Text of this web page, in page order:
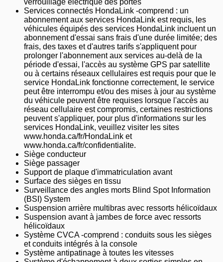
verrouillage électrique des portes
Services connectés HondaLink -comprend : un
abonnement aux services HondaLink est requis, les
véhicules équipés des services HondaLink incluent un
abonnement d'essai sans frais d'une durée limitée; des
frais, des taxes et d'autres tarifs s'appliquent pour
prolonger l'abonnement aux services au-delà de la
période d'essai, l'accès au système GPS par satellite
ou à certains réseaux cellulaires est requis pour que le
service HondaLink fonctionne correctement, le service
peut être interrompu et/ou des mises à jour au système
du véhicule peuvent être requises lorsque l'accès au
réseau cellulaire est compromis, certaines restrictions
peuvent s'appliquer, pour plus d'informations sur les
services HondaLink, veuillez visiter les sites
www.honda.ca/fr/HondaLink et
www.honda.ca/fr/confidentialite.
Siège conducteur
Siège passager
Support de plaque d'immatriculation avant
Surface des sièges en tissu
Surveillance des angles morts Blind Spot Information
(BSI) System
Suspension arrière multibras avec ressorts hélicoïdaux
Suspension avant à jambes de force avec ressorts
hélicoïdaux
Système CVCA -comprend : conduits sous les sièges
et conduits intégrés à la console
Système antipatinage à toutes les vitesses